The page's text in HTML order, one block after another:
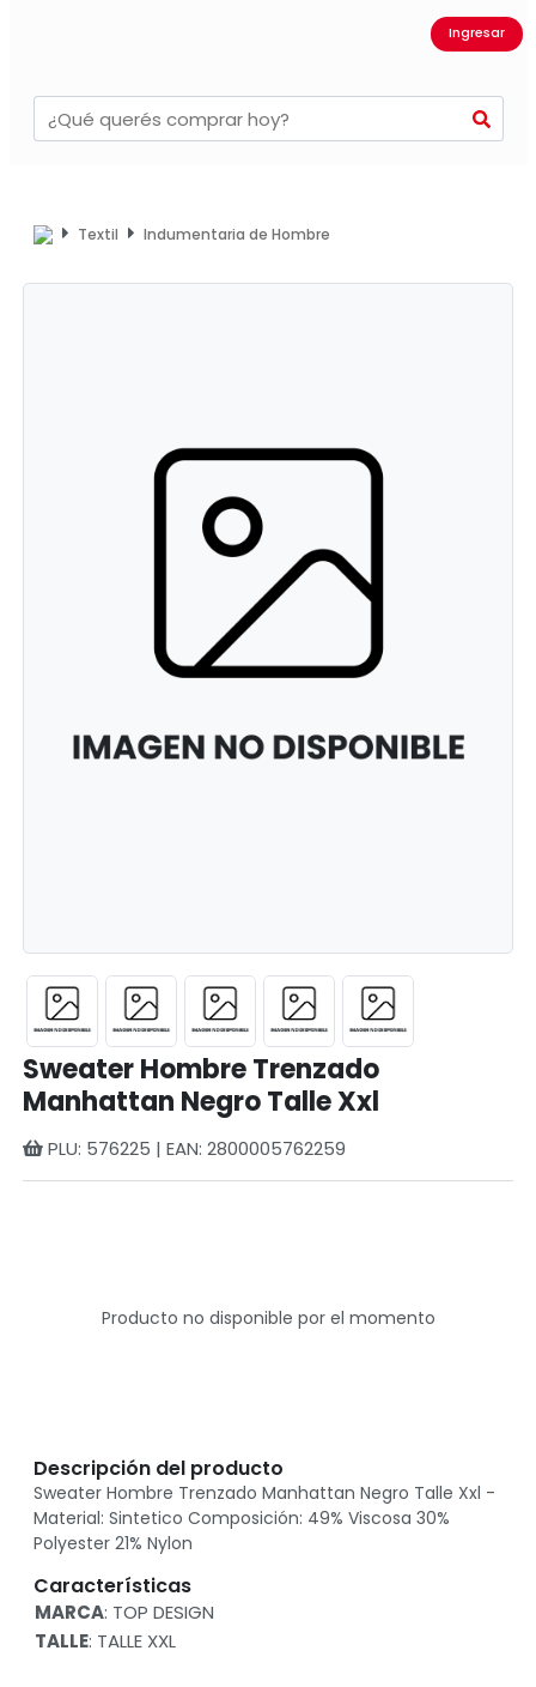
Ingresar
Textil Indumentaria de Hombre
Sweater Hombre Trenzado
Manhattan Negro Talle Xxl
PLU: 576225 | EAN: 2800005762259
Producto no disponible por el momento
Descripción del producto
Sweater Hombre Trenzado Manhattan Negro Talle Xxl -
Material: Sintetico Composición: 49% Viscosa 30%
Polyester 21% Nylon
Características
MARCA: TOP DESIGN
TALLE: TALLE XXL